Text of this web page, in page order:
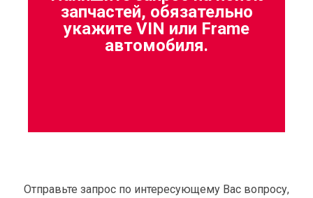
запчастей, обязательно
укажите VIN или Frame
автомобиля.
Отправьте запрос по интересующему Вас вопросу,